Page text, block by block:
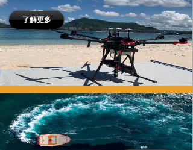
了解更多